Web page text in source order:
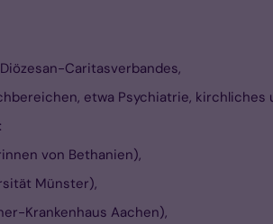
Caritasverbandes,
etwa Psychiatrie, kirchliches
von Bethanien),
Münster),
Krankenhaus Aachen),